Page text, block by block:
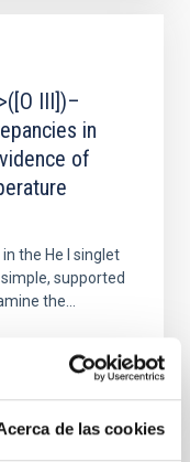
de las cookies
III])–
in
of
the He I singlet
supported
the...